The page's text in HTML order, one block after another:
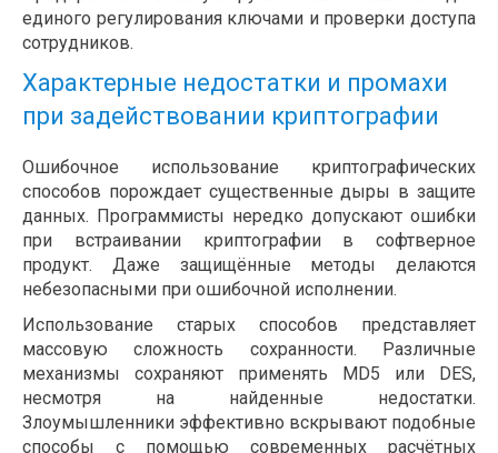
единого регулирования ключами и проверки доступа
сотрудников.
Характерные недостатки и промахи
при задействовании криптографии
Ошибочное использование криптографических
способов порождает существенные дыры в защите
данных. Программисты нередко допускают ошибки
при встраивании криптографии в софтверное
продукт. Даже защищённые методы делаются
небезопасными при ошибочной исполнении.
Использование старых способов представляет
массовую сложность сохранности. Различные
механизмы сохраняют применять MD5 или DES,
несмотря на найденные недостатки.
Злоумышленники эффективно вскрывают подобные
способы с помощью современных расчётных